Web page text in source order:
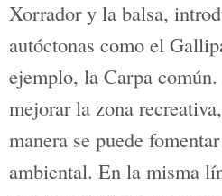
residuos y vehículos
mejorar la calidad
la movilidad